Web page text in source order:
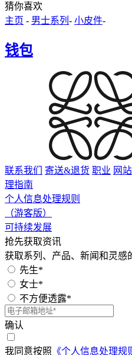
猜你喜欢
主页 - 男士系列 - 小皮件-
钱包
联系我们 寄送&退货 职业 网
理指南
个人信息处理规则
（游客版）
可持续发展
抢先获取资讯
获取系列、产品、新闻和灵感
先生*
女士*
不方便透露*
确认
我同意按照 《个人信息处理规